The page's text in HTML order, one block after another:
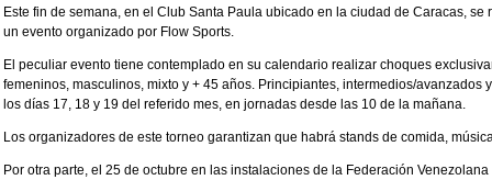
Este fin de semana, en el Club Santa Paula ubicado en la ciudad de Caracas,
un evento organizado por Flow Sports.
El peculiar evento tiene contemplado en su calendario realizar choques
femeninos, masculinos, mixto y + 45 años. Principiantes, intermedios/avanzados
los días 17, 18 y 19 del referido mes, en jornadas desde las 10 de la mañana.
Los organizadores de este torneo garantizan que habrá stands de comida,
Por otra parte, el 25 de octubre en las instalaciones de la Federación Venezolana